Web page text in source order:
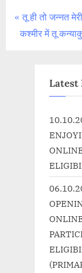
Post
P
r
तू ही तो जन्नत
N
कश्मीर में तू
Latest